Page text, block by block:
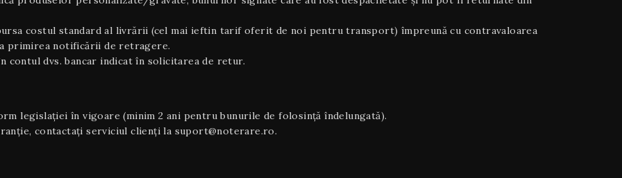
costul standard al livrării (cel mai ieftin tarif oferit de noi pentru transport) împreună cu contravaloarea
primirea notificării de retragere.
contul dvs. bancar indicat în solicitarea de retur.
legislației în vigoare (minim 2 ani pentru bunurile de folosință îndelungată).
contactați serviciul clienți la suport@noterare.ro.